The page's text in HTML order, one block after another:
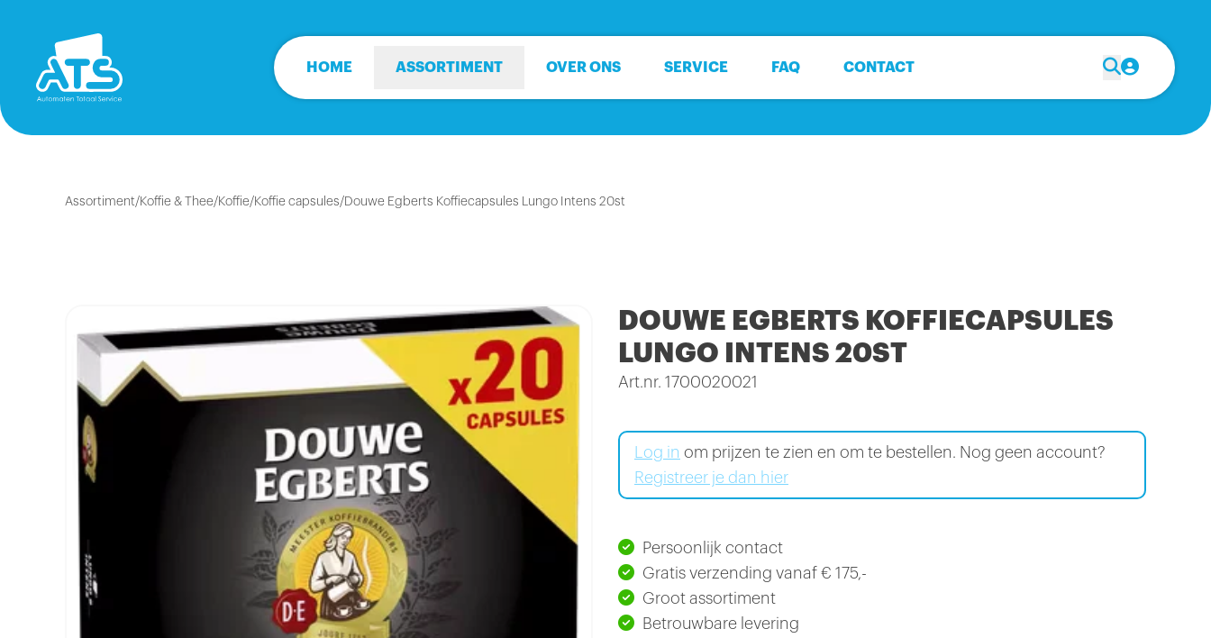
HOME ASSORTIMENT OVER ONS SERVICE FAQ CONTACT
Assortiment/Koffie & Thee/Koffie/Koffie capsules/Douwe Egberts Koffiecapsules Lungo Intens 20st
DOUWE EGBERTS KOFFIECAPSULES
LUNGO INTENS 20ST
Art.nr. 1700020021
Log in om prijzen te zien en om te bestellen. Nog geen account?
Registreer je dan hier
Persoonlijk contact
Gratis verzending vanaf € 175,-
Groot assortiment
Betrouwbare levering